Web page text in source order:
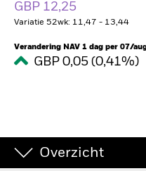
Particulieren
Nederland
iShares
GBP 12,25
Variatie 52wk: 11,47 - 13,44
Verandering NAV 1 dag per 07/
GBP 0,05 (0,41%)
Overzicht